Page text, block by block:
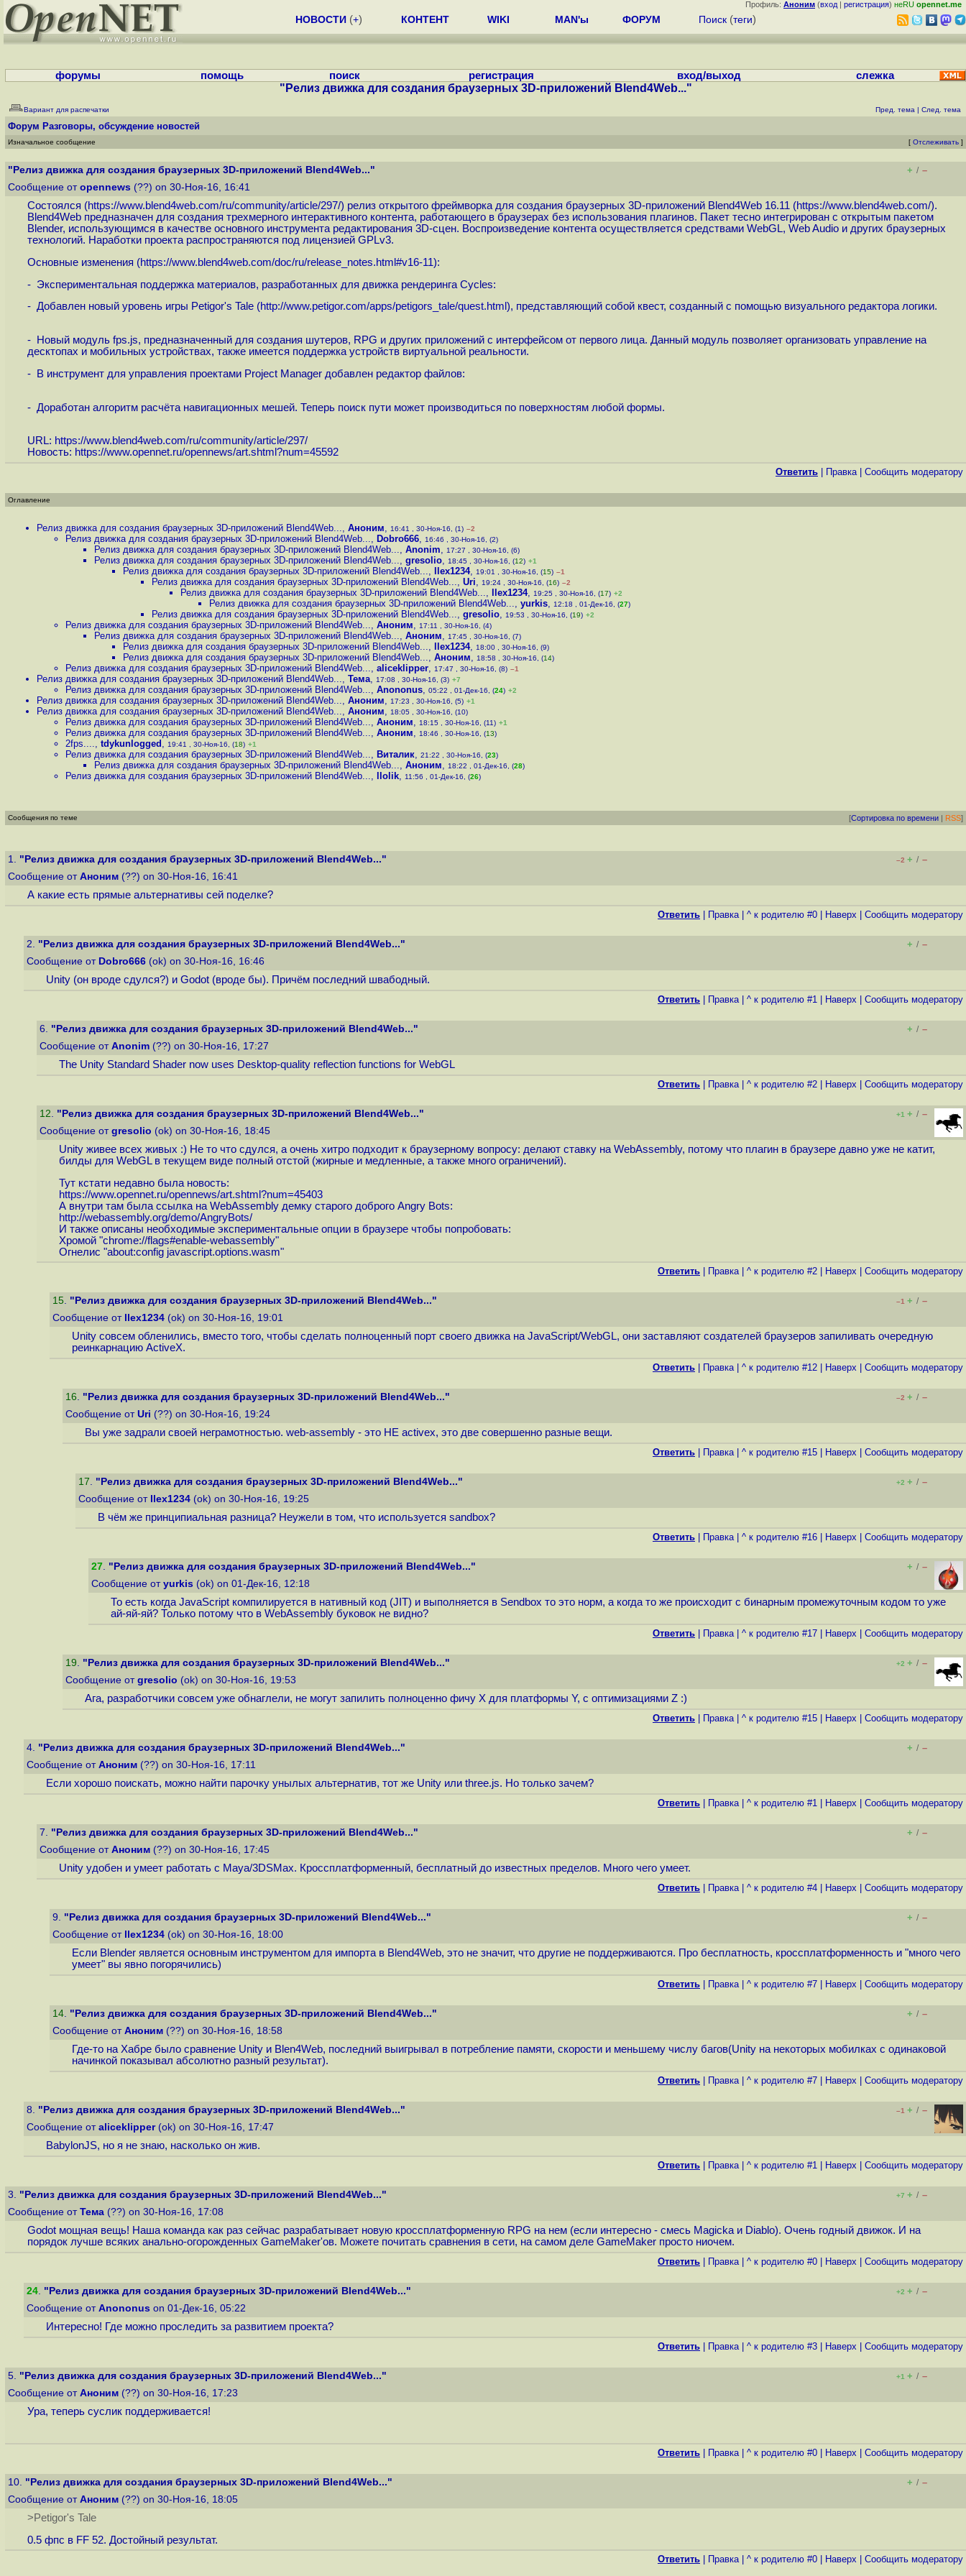
Профиль: Аноним (вход | регистрация) неRU opennet.me
НОВОСТИ (+) КОНТЕНТ WIKI MAN'ы ФОРУМ Поиск (теги)
форумы помощь поиск регистрация вход/выход слежка
"Релиз движка для создания браузерных 3D-приложений Blend4Web..."
Вариант для распечатки Пред. тема | След. тема
Форум Разговоры, обсуждение новостей
Изначальное сообщение [ Отслеживать ]
"Релиз движка для создания браузерных 3D-приложений Blend4Web..." + / –
Сообщение от opennews (??) on 30-Ноя-16, 16:41
Состоялcя (https://www.blend4web.com/ru/community/article/297/) релиз открытого фреймворка для создания браузерных 3D-приложений Blend4Web 16.11 (https://www.blend4web.com/).
Blend4Web предназначен для создания трехмерного интерактивного контента, работающего в браузерах без использования плагинов. Пакет тесно интегрирован с открытым пакетом
Blender, использующимся в качестве основного инструмента редактирования 3D-сцен. Воспроизведение контента осуществляется средствами WebGL, Web Audio и других браузерных
технологий. Наработки проекта распространяются под лицензией GPLv3.
Основные изменения (https://www.blend4web.com/doc/ru/release_notes.html#v16-11):
- Экспериментальная поддержка материалов, разработанных для движка рендеринга Cycles:
- Добавлен новый уровень игры Petigor's Tale (http://www.petigor.com/apps/petigors_tale/quest.html ), представляющий собой квест, созданный с помощью визуального редактора логики.
- Новый модуль fps.js, предназначенный для создания шутеров, RPG и других приложений с интерфейсом от первого лица. Данный модуль позволяет организовать управление на
десктопах и мобильных устройствах, также имеется поддержка устройств виртуальной реальности.
- В инструмент для управления проектами Project Manager добавлен редактор файлов:
- Доработан алгоритм расчёта навигационных мешей. Теперь поиск пути может производиться по поверхностям любой формы.
URL: https://www.blend4web.com/ru/community/article/297/
Новость: https://www.opennet.ru/opennews/art.shtml?num=45592
Ответить Правка| Cообщить модератору
Оглавление
Релиз движка для создания браузерных 3D-приложений Blend4Web..., Аноним, 16:41 , 30-Ноя-16, (1) –2
Релиз движка для создания браузерных 3D-приложений Blend4Web..., Dobro666, 16:46 , 30-Ноя-16, (2)
Релиз движка для создания браузерных 3D-приложений Blend4Web..., Anonim, 17:27 , 30-Ноя-16, (6)
Релиз движка для создания браузерных 3D-приложений Blend4Web..., gresolio, 18:45 , 30-Ноя-16, (12) +1
Релиз движка для создания браузерных 3D-приложений Blend4Web..., llex1234, 19:01 , 30-Ноя-16, (15) –1
Релиз движка для создания браузерных 3D-приложений Blend4Web..., Uri, 19:24 , 30-Ноя-16, (16) –2
Релиз движка для создания браузерных 3D-приложений Blend4Web..., llex1234, 19:25 , 30-Ноя-16, (17) +2
Релиз движка для создания браузерных 3D-приложений Blend4Web..., yurkis, 12:18 , 01-Дек-16, (27)
Релиз движка для создания браузерных 3D-приложений Blend4Web..., gresolio, 19:53 , 30-Ноя-16, (19) +2
Релиз движка для создания браузерных 3D-приложений Blend4Web..., Аноним, 17:11 , 30-Ноя-16, (4)
Релиз движка для создания браузерных 3D-приложений Blend4Web..., Аноним, 17:45 , 30-Ноя-16, (7)
Релиз движка для создания браузерных 3D-приложений Blend4Web..., llex1234, 18:00 , 30-Ноя-16, (9)
Релиз движка для создания браузерных 3D-приложений Blend4Web..., Аноним, 18:58 , 30-Ноя-16, (14)
Релиз движка для создания браузерных 3D-приложений Blend4Web..., aliceklipper, 17:47 , 30-Ноя-16, (8) –1
Релиз движка для создания браузерных 3D-приложений Blend4Web..., Тема, 17:08 , 30-Ноя-16, (3) +7
Релиз движка для создания браузерных 3D-приложений Blend4Web..., Anononus, 05:22 , 01-Дек-16, (24) +2
Релиз движка для создания браузерных 3D-приложений Blend4Web..., Аноним, 17:23 , 30-Ноя-16, (5) +1
Релиз движка для создания браузерных 3D-приложений Blend4Web..., Аноним, 18:05 , 30-Ноя-16, (10)
Релиз движка для создания браузерных 3D-приложений Blend4Web..., Аноним, 18:15 , 30-Ноя-16, (11) +1
Релиз движка для создания браузерных 3D-приложений Blend4Web..., Аноним, 18:46 , 30-Ноя-16, (13)
2fps...., tdykunlogged , 19:41 , 30-Ноя-16, (18) +1
Релиз движка для создания браузерных 3D-приложений Blend4Web..., Виталик, 21:22 , 30-Ноя-16, (23)
Релиз движка для создания браузерных 3D-приложений Blend4Web..., Аноним, 18:22 , 01-Дек-16, (28)
Релиз движка для создания браузерных 3D-приложений Blend4Web..., llolik, 11:56 , 01-Дек-16, (26)
Сообщения по теме [Сортировка по времени | RSS]
1. "Релиз движка для создания браузерных 3D-приложений Blend4Web..." –2 + / –
Сообщение от Аноним (??) on 30-Ноя-16, 16:41
А какие есть прямые альтернативы сей поделке?
Ответить Правка| ^ к родителю #0 Наверх Cообщить модератору
2. "Релиз движка для создания браузерных 3D-приложений Blend4Web..." + / –
Сообщение от Dobro666 (ok) on 30-Ноя-16, 16:46
Unity (он вроде сдулся?) и Godot (вроде бы). Причём последний швабодный.
Ответить Правка| ^ к родителю #1 Наверх Cообщить модератору
6. "Релиз движка для создания браузерных 3D-приложений Blend4Web..." + / –
Сообщение от Anonim (??) on 30-Ноя-16, 17:27
The Unity Standard Shader now uses Desktop-quality reflection functions for WebGL
Ответить Правка| ^ к родителю #2 Наверх Cообщить модератору
12. "Релиз движка для создания браузерных 3D-приложений Blend4Web..." +1 + / –
Сообщение от gresolio (ok) on 30-Ноя-16, 18:45
Unity живее всех живых :) Не то что сдулся, а очень хитро подходит к браузерному вопросу: делают ставку на WebAssembly, потому что плагин в браузере давно уже не катит,
билды для WebGL в текущем виде полный отстой (жирные и медленные, а также много ограничений).
Тут кстати недавно была новость:
https://www.opennet.ru/opennews/art.shtml?num=45403
А внутри там была ссылка на WebAssembly демку старого доброго Angry Bots:
http://webassembly.org/demo/AngryBots/
И также описаны необходимые экспериментальные опции в браузере чтобы попробовать:
Хромой "chrome://flags#enable-webassembly"
Огнелис "about:config javascript.options.wasm"
Ответить Правка| ^ к родителю #2 Наверх Cообщить модератору
15. "Релиз движка для создания браузерных 3D-приложений Blend4Web..." –1 + / –
Сообщение от
llex1234 (ok) on 30-Ноя-16, 19:01
Unity совсем обленились, вместо того, чтобы сделать полноценный порт своего движка на JavaScript/WebGL, они заставляют создателей браузеров запиливать очередную
реинкарнацию ActiveX.
Ответить Правка| ^ к родителю #12 Наверх Cообщить модератору
16. "Релиз движка для создания браузерных 3D-приложений Blend4Web..." –2 + / –
Сообщение от Uri (??) on 30-Ноя-16, 19:24
Вы уже задрали своей неграмотностью. web-assembly - это НЕ activex, это две совершенно разные вещи.
Ответить Правка| ^ к родителю #15 Наверх Cообщить модератору
17. "Релиз движка для создания браузерных 3D-приложений Blend4Web..." +2 + / –
Сообщение от
llex1234 (ok) on 30-Ноя-16, 19:25
В чём же принципиальная разница? Неужели в том, что используется sandbox?
Ответить Правка| ^ к родителю #16 Наверх Cообщить модератору
27. "Релиз движка для создания браузерных 3D-приложений Blend4Web..." + / –
Сообщение от yurkis (ok) on 01-Дек-16, 12:18
То есть когда JavaScript компилируется в нативный код (JIT) и выполняется в Sendbox то это норм, а когда то же происходит с бинарным промежуточным кодом то уже
ай-яй-яй? Только потому что в WebAssembly буковок не видно?
Ответить Правка| ^ к родителю #17 Наверх Cообщить модератору
19. "Релиз движка для создания браузерных 3D-приложений Blend4Web..." +2 + / –
Сообщение от gresolio (ok) on 30-Ноя-16, 19:53
Ага, разработчики совсем уже обнаглели, не могут запилить полноценно фичу X для платформы Y, с оптимизациями Z :)
Ответить Правка| ^ к родителю #15 Наверх Cообщить модератору
4. "Релиз движка для создания браузерных 3D-приложений Blend4Web..." + / –
Сообщение от Аноним (??) on 30-Ноя-16, 17:11
Если хорошо поискать, можно найти парочку унылых альтернатив, тот же Unity или three.js. Но только зачем?
Ответить Правка| ^ к родителю #1 Наверх Cообщить модератору
7. "Релиз движка для создания браузерных 3D-приложений Blend4Web..." + / –
Сообщение от Аноним (??) on 30-Ноя-16, 17:45
Unity удобен и умеет работать с Maya/3DSMax. Кроссплатформенный, бесплатный до известных пределов. Много чего умеет.
Ответить Правка| ^ к родителю #4 Наверх Cообщить модератору
9. "Релиз движка для создания браузерных 3D-приложений Blend4Web..." + / –
Сообщение от
llex1234 (ok) on 30-Ноя-16, 18:00
Если Blender является основным инструментом для импорта в Blend4Web, это не значит, что другие не поддерживаются. Про бесплатность, кроссплатформенность и "много чего
умеет" вы явно погорячились)
Ответить Правка| ^ к родителю #7 Наверх Cообщить модератору
14. "Релиз движка для создания браузерных 3D-приложений Blend4Web..." + / –
Сообщение от Аноним (??) on 30-Ноя-16, 18:58
Где-то на Хабре было сравнение Unity и Blen4Web, последний выигрывал в потребление памяти, скорости и меньшему числу багов(Unity на некоторых мобилках с одинаковой
начинкой показывал абсолютно разный результат).
Ответить Правка| ^ к родителю #7 Наверх Cообщить модератору
8. "Релиз движка для создания браузерных 3D-приложений Blend4Web..." –1 + / –
Сообщение от aliceklipper(ok) on 30-Ноя-16, 17:47
BabylonJS, но я не знаю, насколько он жив.
Ответить Правка| ^ к родителю #1 Наверх Cообщить модератору
3. "Релиз движка для создания браузерных 3D-приложений Blend4Web..." +7 + / –
Сообщение от Тема (??) on 30-Ноя-16, 17:08
Godot мощная вещь! Наша команда как раз сейчас разрабатывает новую кроссплатформенную RPG на нем (если интересно - смесь Magicka и Diablo). Очень годный движок. И на
порядок лучше всяких анально-огорожденных GameMaker'ов. Можете почитать сравнения в сети, на самом деле GameMaker просто ниочем.
Ответить Правка| ^ к родителю #0 Наверх Cообщить модератору
24. "Релиз движка для создания браузерных 3D-приложений Blend4Web..." +2 + / –
Сообщение от Anononus on 01-Дек-16, 05:22
Интересно! Где можно проследить за развитием проекта?
Ответить Правка| ^ к родителю #3 Наверх Cообщить модератору
5. "Релиз движка для создания браузерных 3D-приложений Blend4Web..." +1 + / –
Сообщение от Аноним (??) on 30-Ноя-16, 17:23
Ура, теперь суслик поддерживается!
Ответить Правка| ^ к родителю #0 Наверх Cообщить модератору
10. "Релиз движка для создания браузерных 3D-приложений Blend4Web..." + / –
Сообщение от Аноним (??) on 30-Ноя-16, 18:05
>Petigor's Tale
0.5 фпс в FF 52. Достойный результат.
Ответить Правка| ^ к родителю #0 Наверх Cообщить модератору